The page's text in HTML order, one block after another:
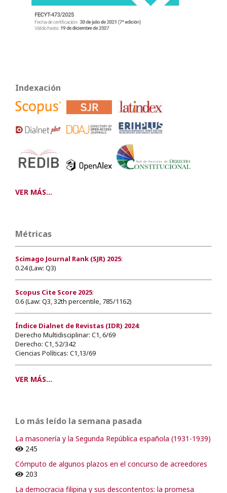
Indexación
VER MÁS...
Métricas
Scimago Journal Rank (SJR) 2025:
0.24 (Law: Q3)
Scopus Cite Score 2025:
0.6 (Law: Q3, 32th percentile, 785/1162)
Índice Dialnet de Revistas (IDR) 2024:
Derecho Multidisciplinar: C1, 6/69
Derecho: C1, 52/342
Ciencias Políticas: C1,13/69
VER MÁS...
Lo más leído la semana pasada
La masonería y la Segunda República española (1931-1939)
245
Cómputo de algunos plazos en el concurso de acreedores
203
La democracia filipina y sus descontentos: la promesa